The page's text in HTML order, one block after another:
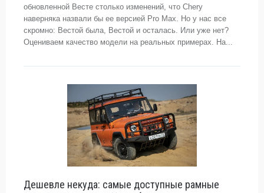
обновленной Весте столько изменений, что Chery
наверняка назвали бы ее версией Pro Max. Но у нас все
скромно: Вестой была, Вестой и осталась. Или уже нет?
Оцениваем качество модели на реальных примерах. На...
Дешевле некуда: самые доступные рамные